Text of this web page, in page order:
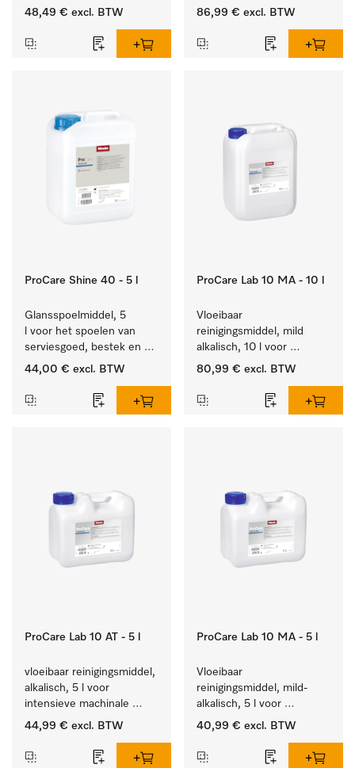
machinale reiniging van
gerei.
48,49 € excl. BTW
machinale reiniging van
gerei.
86,99 € excl. BTW
ProCare Shine 40 - 5 l
Glansspoelmiddel, 5
l voor het spoelen van
serviesgoed, bestek en
ideaal voor glazen.
44,00 € excl. BTW
ProCare Lab 10 MA - 10 l
Vloeibaar
reinigingsmiddel, mild
alkalisch, 10 l voor
materiaalbesparende,
laboratoriumglasw. en -
80,99 € excl. BTW
ProCare Lab 10 AT - 5 l
vloeibaar reinigingsmiddel,
alkalisch, 5 l voor
intensieve machinale
reiniging van
gerei.
44,99 € excl. BTW
ProCare Lab 10 MA - 5 l
Vloeibaar
reinigingsmiddel, mild-
alkalisch, 5 l voor
materiaalbesparende,
laboratoriumglasw. en -
40,99 € excl. BTW